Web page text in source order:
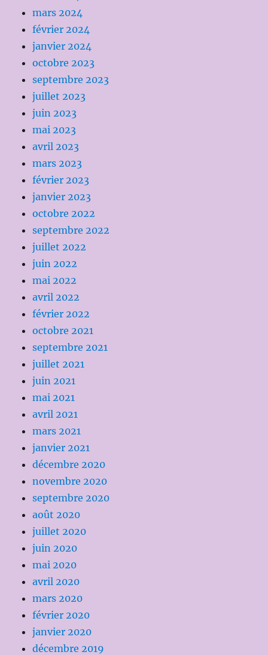
mars 2024
février 2024
janvier 2024
octobre 2023
septembre 2023
juillet 2023
juin 2023
mai 2023
avril 2023
mars 2023
février 2023
janvier 2023
octobre 2022
septembre 2022
juillet 2022
juin 2022
mai 2022
avril 2022
février 2022
octobre 2021
septembre 2021
juillet 2021
juin 2021
mai 2021
avril 2021
mars 2021
janvier 2021
décembre 2020
novembre 2020
septembre 2020
août 2020
juillet 2020
juin 2020
mai 2020
avril 2020
mars 2020
février 2020
janvier 2020
décembre 2019